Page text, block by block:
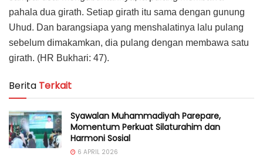
pahala dua girath. Setiap girath itu sama dengan gunung
Uhud. Dan barangsiapa yang menshalatinya lalu pulang
sebelum dimakamkan, dia pulang dengan membawa satu
girath. (HR Bukhari: 47).
Berita Terkait
Syawalan Muhammadiyah Parepare,
Momentum Perkuat Silaturahim dan
Harmoni Sosial
6 APRIL 2026